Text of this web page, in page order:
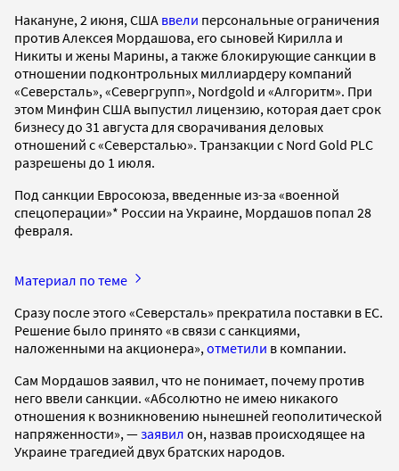
Накануне, 2 июня, США ввели персональные ограничения
против Алексея Мордашова, его сыновей Кирилла и
Никиты и жены Марины, а также блокирующие санкции в
отношении подконтрольных миллиардеру компаний
«Северсталь», «Севергрупп», Nordgold и «Алгоритм». При
этом Минфин США выпустил лицензию, которая дает срок
бизнесу до 31 августа для сворачивания деловых
отношений с «Северсталью». Транзакции с Nord Gold PLC
разрешены до 1 июля.
Под санкции Евросоюза, введенные из-за «военной
спецоперации»* России на Украине, Мордашов попал 28
февраля.
Материал по теме
Сразу после этого «Северсталь» прекратила поставки в ЕС.
Решение было принято «в связи с санкциями,
наложенными на акционера», отметили в компании.
Сам Мордашов заявил, что не понимает, почему против
него ввели санкции. «Абсолютно не имею никакого
отношения к возникновению нынешней геополитической
напряженности», —заявил он, назвав происходящее на
Украине трагедией двух братских народов.